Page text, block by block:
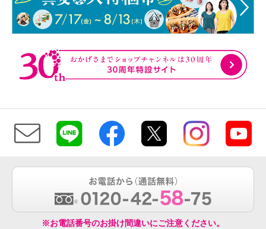
※お電話番号のお掛け間違いにご注意ください。